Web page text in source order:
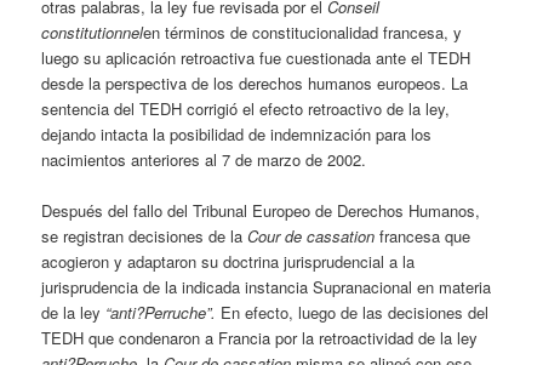
otras palabras, la ley fue revisada por elConseil
constitutionnelen términos de constitucionalidad francesa, y
luego su aplicación retroactiva fue cuestionada ante el TEDH
desde la perspectiva de los derechos humanos europeos. La
sentencia del TEDH corrigió el efecto retroactivo de la ley,
dejando intacta la posibilidad de indemnización para los
nacimientos anteriores al 7 de marzo de 2002.
Después del fallo del Tribunal Europeo de Derechos Humanos,
se registran decisiones de laCour de cassation francesa que
acogieron y adaptaron su doctrina jurisprudencial a la
jurisprudencia de la indicada instancia Supranacional en materia
de la ley “anti?Perruche”. En efecto, luego de las decisiones del
TEDH que condenaron a Francia por la retroactividad de la ley